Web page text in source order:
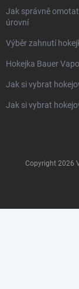
Jak správně
úrovní
Výběr zahnutí
Hokejka Bauer
Jak si vybrat
Jak si vybrat
Copyright 2026